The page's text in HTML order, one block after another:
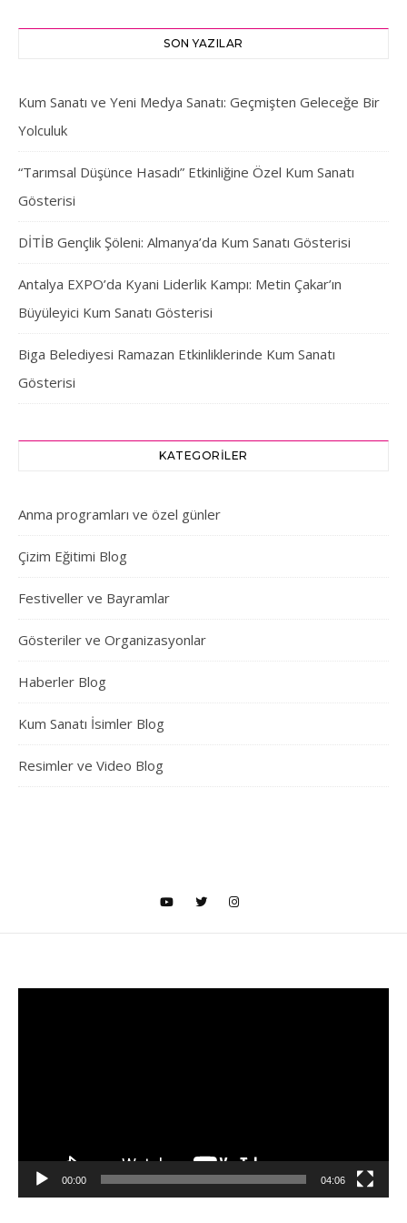
SON YAZILAR
Kum Sanatı ve Yeni Medya Sanatı: Geçmişten Geleceğe Bir
Yolculuk
“Tarımsal Düşünce Hasadı” Etkinliğine Özel Kum Sanatı
Gösterisi
DİTİB Gençlik Şöleni: Almanya’da Kum Sanatı Gösterisi
Antalya EXPO’da Kyani Liderlik Kampı: Metin Çakar’ın
Büyüleyici Kum Sanatı Gösterisi
Biga Belediyesi Ramazan Etkinliklerinde Kum Sanatı
Gösterisi
KATEGORILER
Anma programları ve özel günler
Çizim Eğitimi Blog
Festiveller ve Bayramlar
Gösteriler ve Organizasyonlar
Haberler Blog
Kum Sanatı İsimler Blog
Resimler ve Video Blog
00:00 04:06